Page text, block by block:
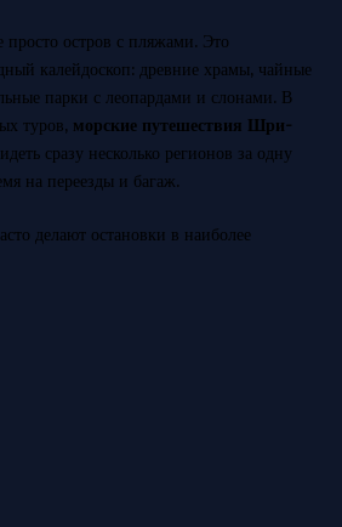
остров с пляжами. Это
калейдоскоп: древние храмы, чайные
парки с леопардами и слонами. В
туров, морские путешествия Шри-
сразу несколько регионов за одну
на переезды и багаж.
делают остановки в наиболее